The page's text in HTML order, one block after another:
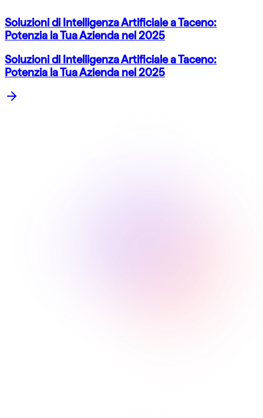
Soluzioni di Intelligenza Artificiale a Taceno:
Potenzia la Tua Azienda nel 2025
Soluzioni di Intelligenza Artificiale a Taceno:
Potenzia la Tua Azienda nel 2025